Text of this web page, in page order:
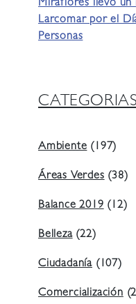
Miraflores llevó un
Larcomar por el
Personas
Ambiente (197)
Áreas Verdes (38)
Balance 2019 (12)
Belleza(22)
Ciudadanía (107)
Comercialización